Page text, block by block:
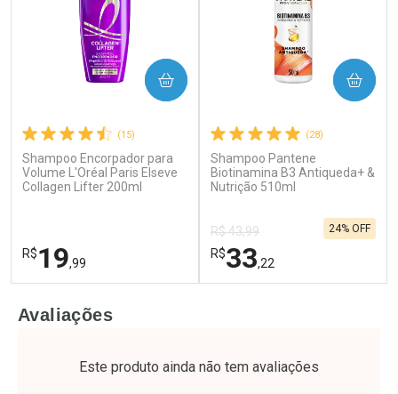
Ativar Desconto
Comprar sem Desconto
Ativar Desconto
Por R$ 52,64/cada
Comprar sem Desconto
(15)
Shampoo Encorpador para
Volume L'Oréal Paris Elseve
Collagen Lifter 200ml
R$19,99
COMPRAR
Laboratório
Por Menos
(28)
Shampoo Pantene
Biotinamina B3 Antiqueda+ &
Nutrição 510ml
R$ 43,99
R$33,22
24% OFF
COMPRAR
Laboratório
Por Menos
Avaliações
Este produto ainda não tem avaliações